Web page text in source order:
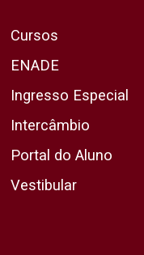
Cursos
ENADE
Ingresso Especial
Intercâmbio
Portal do Aluno
Vestibular